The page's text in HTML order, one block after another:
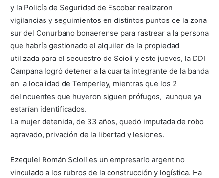
y la Policía de Seguridad de Escobar realizaron
vigilancias y seguimientos en distintos puntos de la zona
sur del Conurbano bonaerense para rastrear a la persona
que habría gestionado el alquiler de la propiedad
utilizada para el secuestro de Scioli y este jueves, la DDI
Campana logró detener a la cuarta integrante de la banda
en la localidad de Temperley, mientras que los 2
delincuentes que huyeron siguen prófugos, aunque ya
estarían identificados.
La mujer detenida, de 33 años, quedó imputada de robo
agravado, privación de la libertad y lesiones.
Ezequiel Román Scioli es un empresario argentino
vinculado a los rubros de la construcción y logística. Ha